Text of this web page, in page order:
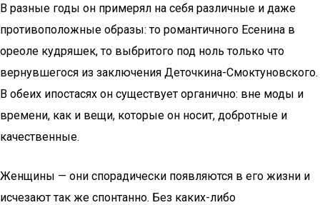
В разные годы он примерял на себя различные и даже
противоположные образы: то романтичного Есенина в
ореоле кудряшек, то выбритого под ноль только что
вернувшегося из заключения Деточкина-Смоктуновского.
В обеих ипостасях он существует органично: вне моды и
времени, как и вещи, которые он носит, добротные и
качественные.
Женщины — они спорадически появляются в его жизни и
исчезают так же спонтанно. Без каких-либо